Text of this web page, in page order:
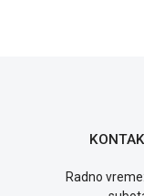
Radno